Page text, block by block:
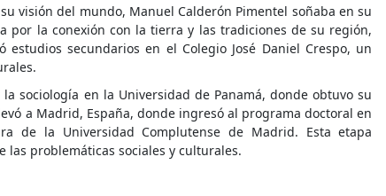
visión del mundo, Manuel Calderón Pimentel soñaba en su
por la conexión con la tierra y las tradiciones de su región,
secundarios en el Colegio José Daniel Crespo, un
sociología en la Universidad de Panamá, donde obtuvo su
a Madrid, España, donde ingresó al programa doctoral en
de la Universidad Complutense de Madrid. Esta etapa
las problemáticas sociales y culturales.